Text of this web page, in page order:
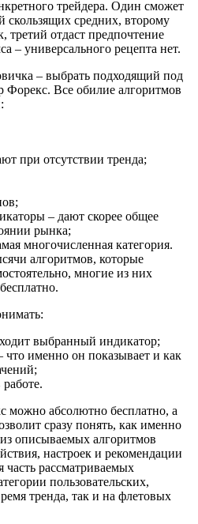
трейдера. Один сможет
скользящих средних, второму
третий отдаст предпочтение
– универсального рецепта нет.
– выбрать подходящий под
Форекс. Все обилие алгоритмов
при отсутствии тренда;
– дают скорее общее
рынка;
многочисленная категория.
алгоритмов, которые
многие из них
выбранный индикатор;
именно он показывает и как
можно абсолютно бесплатно, а
сразу понять, как именно
описываемых алгоритмов
настроек и рекомендации
рассматриваемых
пользовательских,
тренда, так и на флетовых